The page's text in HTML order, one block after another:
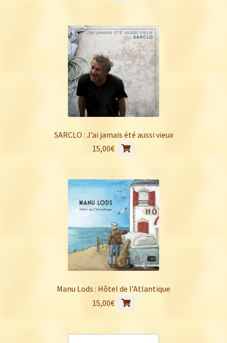
SARCLO : J’ai jamais été aussi vieux
15,00€
Manu Lods : Hôtel de l’Atlantique
15,00€